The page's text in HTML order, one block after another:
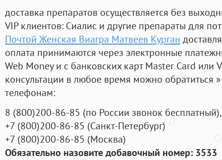
доставка препаратов осуществляется без
VIP клиентов: Сиалис и другие препараты для
Почтой Женская Виагра Матвеев Курган
оплата принимаются через электронные
Web Money и с банковских карт Master Card или
консультации в любое время можно обратиться
телефонам:
8 (800)200-86-85 (по России звонок бесплатный),
+7 (800)200-86-85 (Санкт-Петербург)
+7 (800)200-86-85 (Москва)
Обязательно назовите добавочный номер: 3533